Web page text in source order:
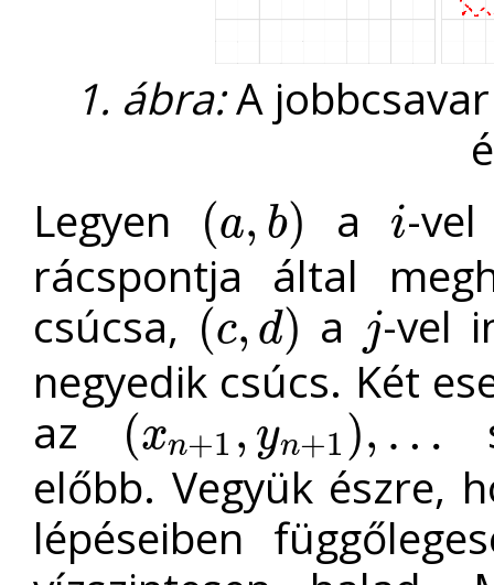
1. ábra:A
Legyen (a, b)
(a ,b) a i
i -
rácspontja által
csúcsa, (c, d)
(c ,d) a j
j -vel
negyedik csúcs. Két
az (xn+1 , yn+1), …
(x n+1,yn+1 ,…
előbb. Vegyük észre,
lépéseiben